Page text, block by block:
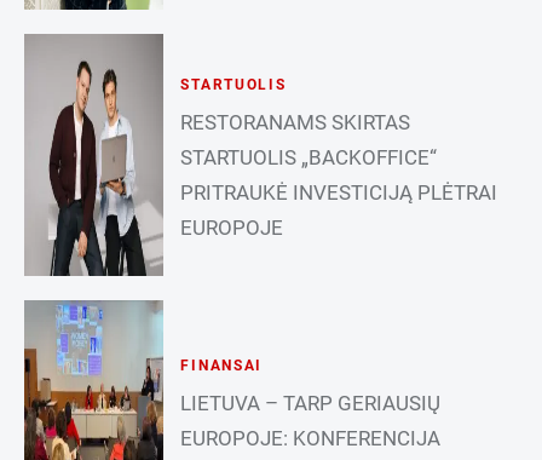
STARTUOLIS
RESTORANAMS SKIRTAS
STARTUOLIS „BACKOFFICE“
PRITRAUKĖ INVESTICIJĄ PLĖTRAI
EUROPOJE
FINANSAI
LIETUVA – TARP GERIAUSIŲ
EUROPOJE: KONFERENCIJA